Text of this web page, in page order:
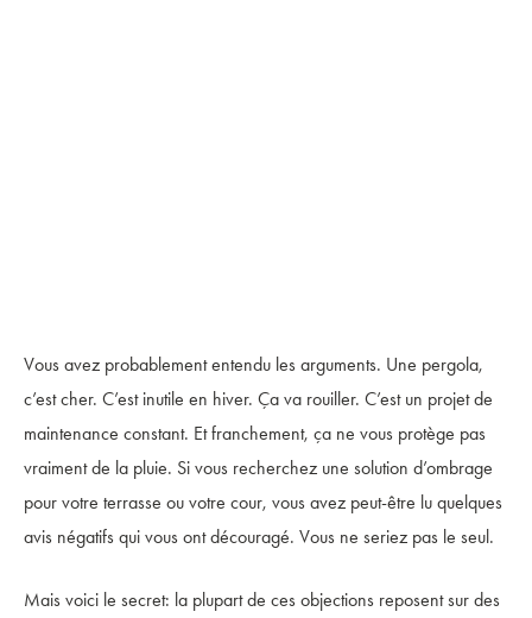
Vous avez probablement entendu les arguments. Une pergola,
c’est cher. C’est inutile en hiver. Ça va rouiller. C’est un projet de
maintenance constant. Et franchement, ça ne vous protège pas
vraiment de la pluie. Si vous recherchez une solution d’ombrage
pour votre terrasse ou votre cour, vous avez peut-être lu quelques
avis négatifs qui vous ont découragé. Vous ne seriez pas le seul.
Mais voici le secret: la plupart de ces objections reposent sur des